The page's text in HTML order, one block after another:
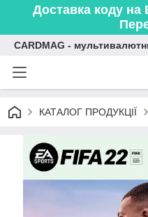
Доставка коду на
CARDMAG -
КАТАЛОГ ПРОДУКЦІЇ